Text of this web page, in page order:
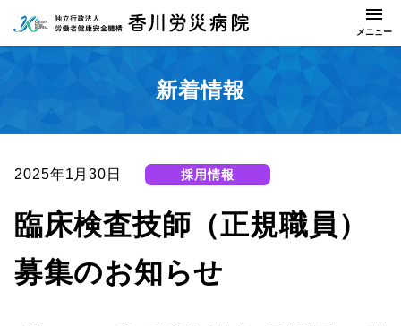
新着情報
2025年1月30日 採用情報
臨床検査技師（正規職員）
募集のお知らせ